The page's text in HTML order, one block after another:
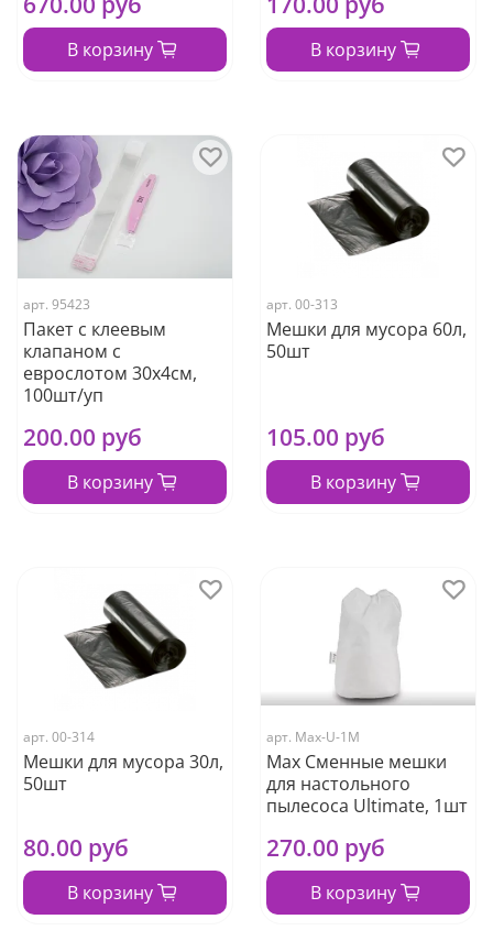
В корзину В корзину
арт. 95423
Пакет с клеевым
клапаном с
еврослотом 30х4см,
100шт/уп
200.00 руб
В корзину
арт. 00-313
Мешки для мусора 60л,
50шт
105.00 руб
В корзину
арт. 00-314
Мешки для мусора 30л,
50шт
80.00 руб
В корзину
арт. Max-U-1M
Max Сменные мешки
для настольного
пылесоса Ultimate, 1шт
270.00 руб
В корзину